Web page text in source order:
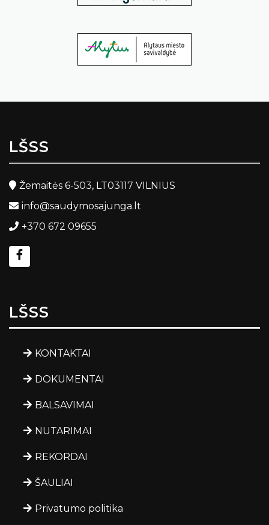
LŠSS
Žemaitės 6-503, LT03117 VILNIUS
info@saudymosajunga.lt
+370 672 09655
LŠSS
KONTAKTAI
DOKUMENTAI
BALSAVIMAI
NUTARIMAI
REKORDAI
ŠAULIAI
Privatumo politika